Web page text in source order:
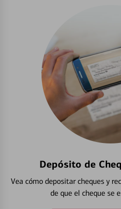
Depósito de
Vea cómo depositar cheques y
de que el cheque se